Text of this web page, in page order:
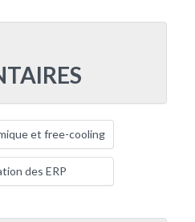
et free-cooling
des ERP